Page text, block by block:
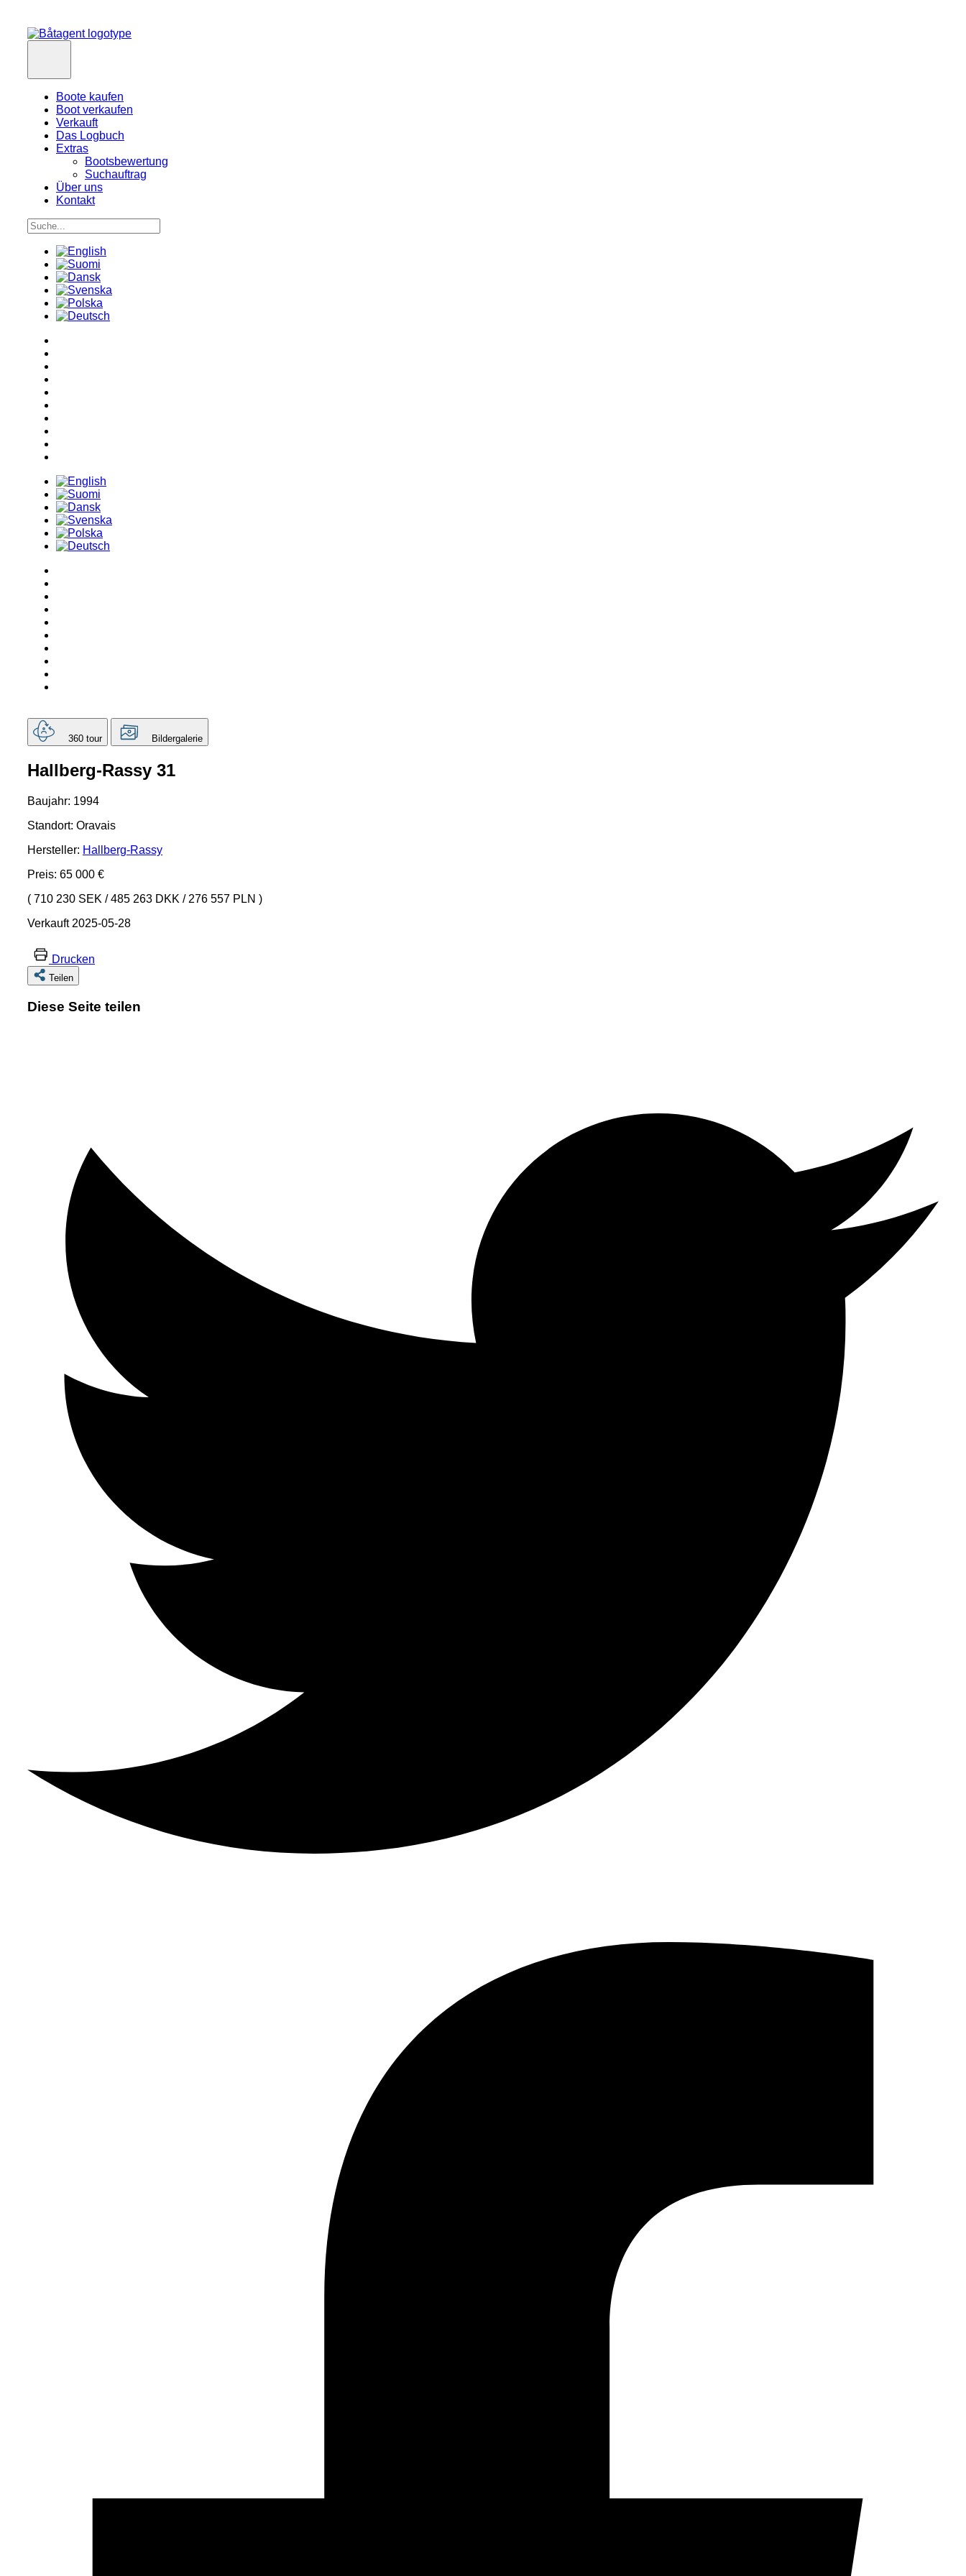
Boote kaufen
Boot verkaufen
Verkauft
Das Logbuch
Extras
Bootsbewertung
Suchauftrag
Über uns
Kontakt
360 tour Bildergalerie
Hallberg-Rassy 31
Baujahr: 1994
Standort: Oravais
Hersteller: Hallberg-Rassy
Preis: 65 000 €
( 710 230 SEK /485 263 DKK /276 557 PLN )
Verkauft 2025-05-28
Drucken
Teilen
Diese Seite teilen